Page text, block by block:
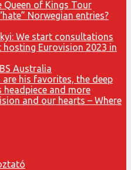
Norwegian entries?
We start consultations
hosting Eurovision 2023 in
are his favorites, the deep
headpiece and more
and our hearts – Where